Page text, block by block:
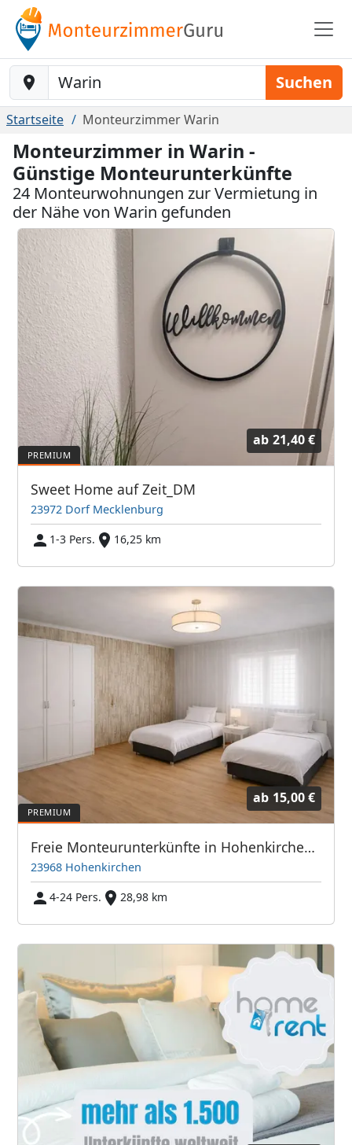
Baustelle-Location Suchen
Startseite Monteurzimmer Warin
Monteurzimmer in Warin -
Günstige Monteurunterkünfte
24 Monteurwohnungen zur Vermietung in
der Nähe von Warin gefunden
ab 21,40 €
Sweet Home auf Zeit_DM
23972 Dorf Mecklenburg
1-3 Pers.
16,25 km
ab 15,00 €
Freie Monteurunterkünfte in Hohenkirchen – JETZT anrufen! Wir sprechen auch Polnisch
23968 Hohenkirchen
4-24 Pers.
28,98 km